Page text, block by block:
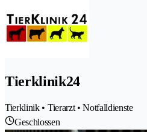
Tierklinik24
Tierklinik • Tierarzt • Notfalldienste
Geschlossen